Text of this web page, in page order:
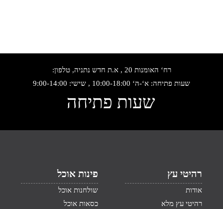
רח‘ האומנות 20 , א.ת חדש נתניה, טלפון:
שעות פתיחה: א‘-ה‘ 10:00-18:00 , שישי: 9:00-14:00
שעות פתיחה
רהיטי עץ
אודות
רהיטי עץ מלא
פינות אוכל
שולחנות אוכל
כסאות אוכל